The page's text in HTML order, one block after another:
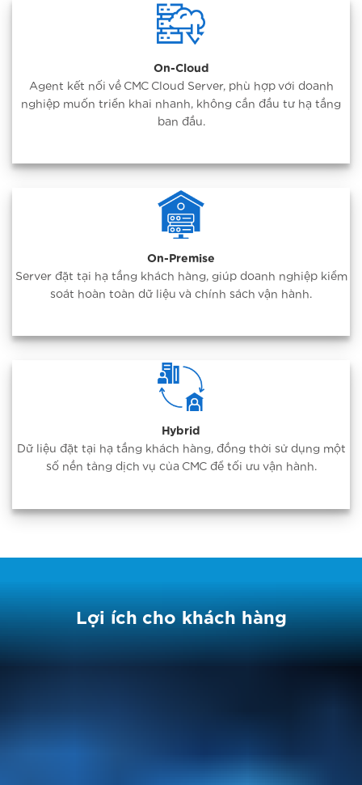
On-Cloud
Agent kết nối về CMC Cloud Server, phù hợp với doanh
nghiệp muốn triển khai nhanh, không cần đầu tư hạ tầng
ban đầu.
On-Premise
Server đặt tại hạ tầng khách hàng, giúp doanh nghiệp kiểm
soát hoàn toàn dữ liệu và chính sách vận hành.
Hybrid
Dữ liệu đặt tại hạ tầng khách hàng, đồng thời sử dụng một
số nền tảng dịch vụ của CMC để tối ưu vận hành.
Lợi ích cho khách hàng